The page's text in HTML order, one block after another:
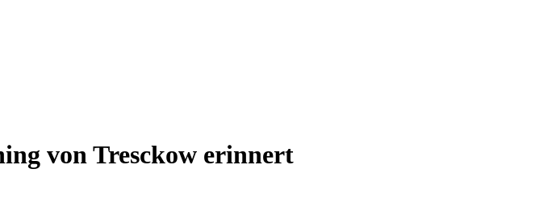
von Tresckow erinnert